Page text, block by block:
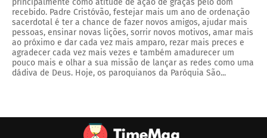
recebido. Padre Cristóvão, festejar mais um ano de ordenação
sacerdotal é ter a chance de fazer novos amigos, ajudar mais
pessoas, ensinar novas lições, sorrir novos motivos, amar mais
ao próximo e dar cada vez mais amparo, rezar mais preces e
agradecer cada vez mais vezes e também amadurecer um
pouco mais e olhar a sua missão de lançar as redes como uma
dádiva de Deus. Hoje, os paroquianos da Paróquia São...